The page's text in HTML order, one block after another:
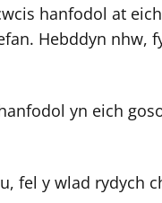
hanfodol at
Hebddyn nhw,
yn eich
fel y wlad rydych